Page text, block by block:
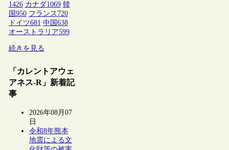
1426 カナダ1069 韓
国 950 フランス 720
ドイツ681 中国 638
オーストラリア599
続きを見る
「カレントアウェ
アネス-R」新着記
事
2026年08月07
日
令和8年熊本
地震による文